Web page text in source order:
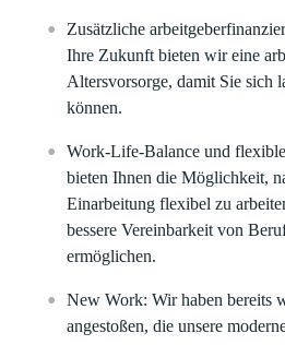
Zusätzliche
Ihre Zukunft bieten wir eine
Altersvorsorge, damit Sie sich
können.
Work-Life-Balance und
bieten Ihnen die Möglichkeit,
Einarbeitung flexibel zu
bessere Vereinbarkeit von
ermöglichen.
New Work: Wir haben bereits
angestoßen, die unsere